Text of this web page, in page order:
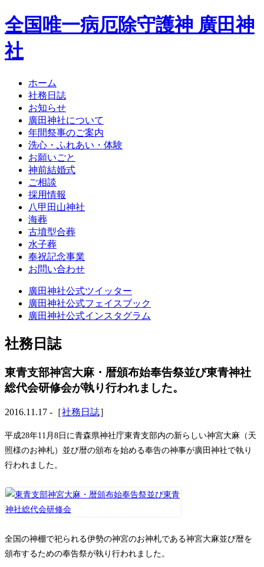
全国唯一病厄除守護神 廣田神
社
ホーム
社務日誌
お知らせ
廣田神社について
年間祭事のご案内
洗心・ふれあい・体験
お願いごと
神前結婚式
ご相談
採用情報
八甲田山神社
海葬
古墳型合葬
水子葬
奉祝記念事業
お問い合わせ
廣田神社公式ツイッター
廣田神社公式フェイスブック
廣田神社公式インスタグラム
社務日誌
東青支部神宮大麻・暦頒布始奉告祭並び東青神社
総代会研修会が執り行われました。
2016.11.17 -［社務日誌］
平成28年11月8日に青森県神社庁東青支部内の新らしい神宮大麻（天
照様のお神札）並び暦の頒布を始める奉告の神事が廣田神社で執り
行われました。
全国の神棚で祀られる伊勢の神宮のお神札である神宮大麻並び暦を
頒布するための奉告祭が執り行われました。